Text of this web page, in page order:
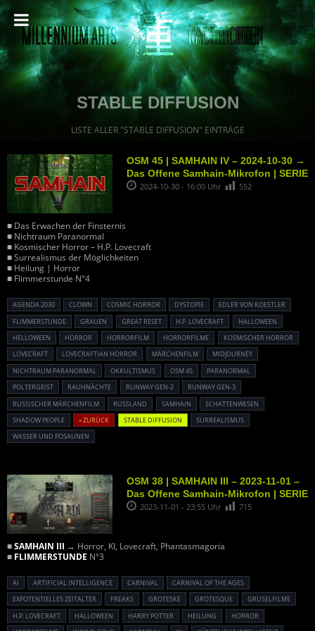
STABLE DIFFUSION
LISTE ALLER "STABLE DIFFUSION" EINTRÄGE
OSM 45 | SAMHAIN IV – 2024-10-30 →
Das Offene Samhain-Mikrofon | SERIE
2024-10-30 - 16:00 Uhr 552
■ Das Erwachen der Finsternis
■ Nichtraum Paranormal
■ Kosmischer Horror – H.P. Lovecraft
■ Surrealismus der Möglichkeiten
■ Heilung | Horror
■ Flimmerstunde N°4
AGENDA 2030 CLOWN COSMIC HORROR DYSTOPIE
EDLER VON KOESTLER
FLIMMERSTUNDE
GRAUEN GREAT RESET H.P. LOVECRAFT
HALLOWEEN
HELLOWEEN
HORROR HORRORFILM HORRORFILME
KOSMISCHER HORROR
LOVECRAFT
LOVECRAFTIAN HORROR MÄRCHENFILM
MIDJOURNEY
NICHTRAUM PARANORMAL
OKKULTISMUS OSM 45
PARANORMAL
POLTERGEIST
RAUHNÄCHTE RUNWAY GEN-2
RUNWAY GEN-3
RUSSISCHER MÄRCHENFILM
RUSSLAND SAMHAIN
SCHATTENWESEN
SHADOW PEOPLE
« ZURÜCK STABLE DIFFUSION
SURREALISMUS
WASSER UND POSAUNEN
OSM 38 | SAMHAIN III – 2023-11-01 –
Das Offene Samhain-Mikrofon | SERIE
2023-11-01 - 23:55 Uhr 715
■SAMHAIN III → Horror, KI, Lovecraft, Phantasmagoria
■ FLIMMERSTUNDE N°3
AI ARTIFICIAL INTELLIGENCE CARNIVAL
CARNIVAL OF THE AGES
EXPOTENTIELLES ZEITALTER
FREAKS GROTESKE GROTESQUE
GRUSELFILME
H.P. LOVECRAFT
HALLOWEEN HARRY POTTER HEILUNG
HORROR